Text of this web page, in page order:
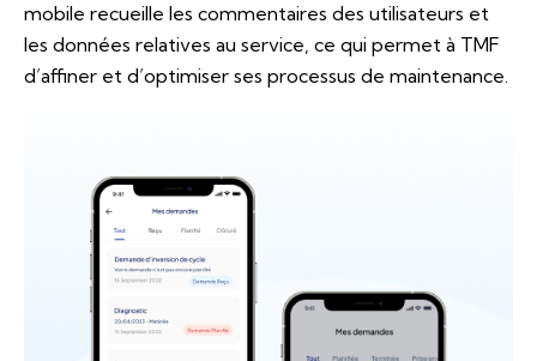
mobile recueille les commentaires des utilisateurs et
les données relatives au service, ce qui permet à TMF
d’affiner et d’optimiser ses processus de maintenance.